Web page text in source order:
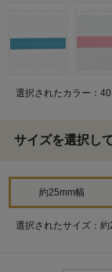
選択されたカラー：
サイズを選択し
約25mm幅
選択されたサイズ：約